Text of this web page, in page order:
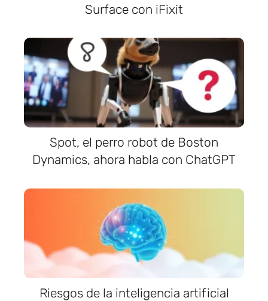
Surface con iFixit
Spot, el perro robot de Boston
Dynamics, ahora habla con ChatGPT
Riesgos de la inteligencia artificial